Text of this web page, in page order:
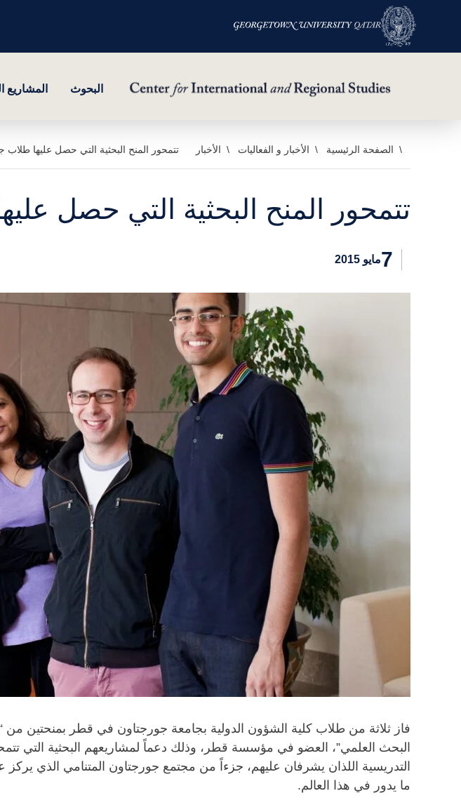
البحوث المشاريع
الصفحة الرئيسية الأخبار و الفعاليات الأخبار تتمحور المنح البحثية التي حصل عليها
تتمحور المنح البحثية التي حصل
7مايو 2015
البحث العلمي”، العضو في مؤسسة قطر، وذلك دعماً لمشاريعهم البحثية التي
التدريسية اللذان يشرفان عليهم، جزءاً من مجتمع جورجتاون المتنامي الذي يركز
ما يدور في هذا العالم.